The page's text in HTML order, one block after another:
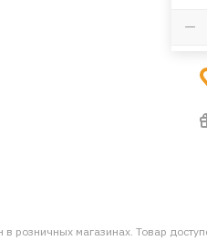
в розничных магазинах. Товар